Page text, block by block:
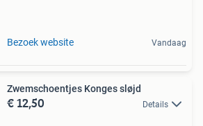
Bezoek website Vandaag
Zwemschoentjes Konges sløjd
€ 12,50 Details